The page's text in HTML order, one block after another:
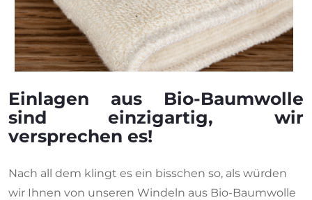
Einlagen aus Bio-Baumwolle
sind einzigartig, wir
versprechen es!
Nach all dem klingt es ein bisschen so, als würden
wir Ihnen von unseren Windeln aus Bio-Baumwolle